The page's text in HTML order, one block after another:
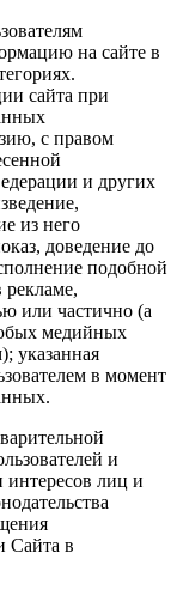
на сайте в
сайта при
с правом
и других
из него
доведение до
подобной
или частично (а
медийных
указанная
в момент
и
интересов лиц и
Сайта в